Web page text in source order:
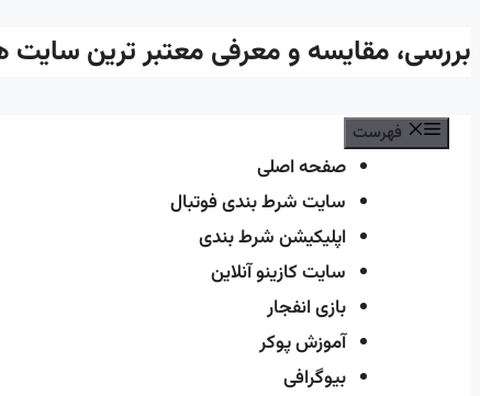
پرش
محتوا
بررسی، مقایسه و معرفی معتبر ترین
فهرست
صفحه اصلی
سایت شرط بندی فوتبال
اپلیکیشن شرط بندی
سایت کازینو آنلاین
بازی انفجار
آموزش پوکر
بیوگرافی